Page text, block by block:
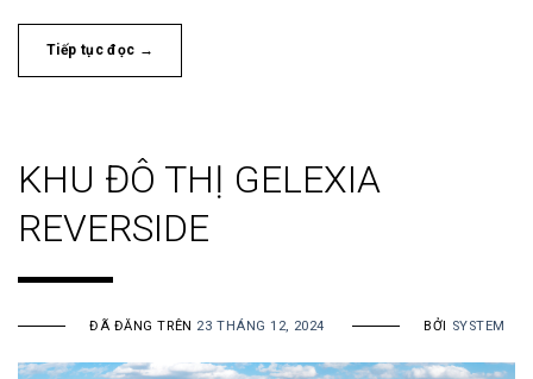
Tiếp tục đọc →
KHU ĐÔ THỊ GELEXIA
REVERSIDE
ĐÃ ĐĂNG TRÊN 23 THÁNG 12, 2024 BỞI SYSTEM